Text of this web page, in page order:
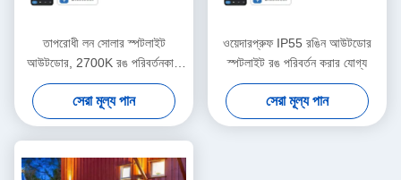
তাপরোধী লন সোলার স্পটলাইট
আউটডোর, 2700K রঙ পরিবর্তনকারী
ল্যান্ডস্কেপ লাইট
সেরা মূল্য পান
ওয়েদারপ্রুফ IP55 রঙিন আউটডোর
স্পটলাইট রঙ পরিবর্তন করার যোগ্য
সেরা মূল্য পান